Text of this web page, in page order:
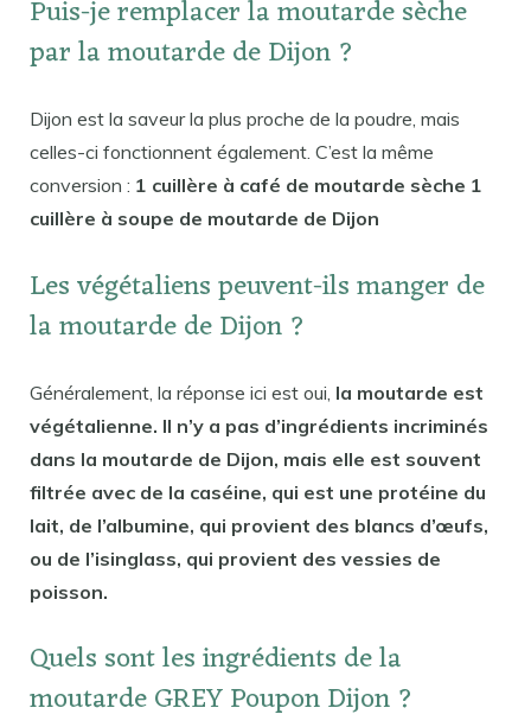
Puis-je remplacer la moutarde sèche
par la moutarde de Dijon ?
Dijon est la saveur la plus proche de la poudre, mais
celles-ci fonctionnent également. C’est la même
conversion : 1 cuillère à café de moutarde sèche 1
cuillère à soupe de moutarde de Dijon
Les végétaliens peuvent-ils manger de
la moutarde de Dijon ?
Généralement, la réponse ici est oui, la moutarde est
végétalienne. Il n’y a pas d’ingrédients incriminés
dans la moutarde de Dijon, mais elle est souvent
filtrée avec de la caséine, qui est une protéine du
lait, de l’albumine, qui provient des blancs d’œufs,
ou de l’isinglass, qui provient des vessies de
poisson.
Quels sont les ingrédients de la
moutarde GREY Poupon Dijon ?